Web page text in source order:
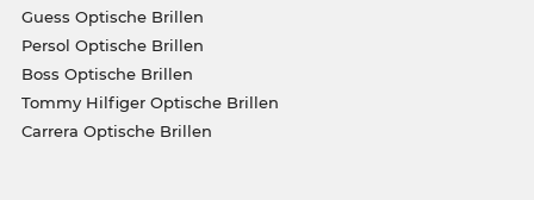
Guess Optische Brillen
Persol Optische Brillen
Boss Optische Brillen
Tommy Hilfiger Optische Brillen
Carrera Optische Brillen